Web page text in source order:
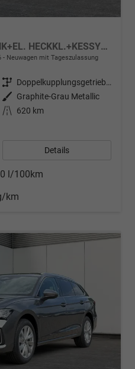
Selection DSG+ NAVI+AHK+EL. HECKKL.+KESSY+SHZ V+H
Neuwagen mit Tageszulassung
Getriebe
Doppelkupplungsgetriebe (DSG)
Außenfarbe
Graphite-Grau Metallic
Kilometerstand
620 km
Details
l/100km
km